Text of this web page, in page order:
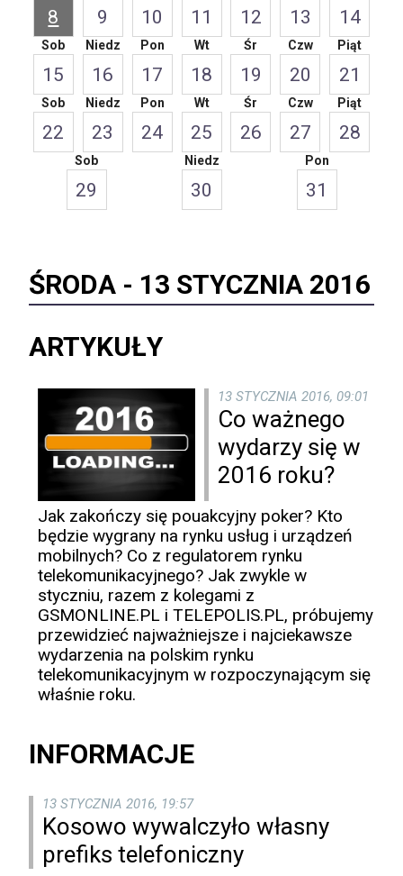
8 9 10 11 12 13 14
Sob
15
Niedz
16
Pon
17
Wt
18
Śr
19
Czw
20
Piąt
21
Sob
22
Niedz
23
Pon
24
Wt
25
Śr
26
Czw
27
Piąt
28
Sob
29
Niedz
30
Pon
31
ŚRODA - 13 STYCZNIA 2016
ARTYKUŁY
13 STYCZNIA 2016, 09:01
Co ważnego
wydarzy się w
2016 roku?
Jak zakończy się pouakcyjny poker? Kto
będzie wygrany na rynku usług i urządzeń
mobilnych? Co z regulatorem rynku
telekomunikacyjnego? Jak zwykle w
styczniu, razem z kolegami z
GSMONLINE.PL i TELEPOLIS.PL, próbujemy
przewidzieć najważniejsze i najciekawsze
wydarzenia na polskim rynku
telekomunikacyjnym w rozpoczynającym się
właśnie roku.
INFORMACJE
13 STYCZNIA 2016, 19:57
Kosowo wywalczyło własny
prefiks telefoniczny